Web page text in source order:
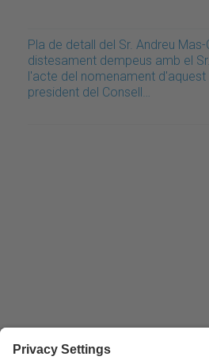
Pla de detall del Sr. Andreu
distesament dempeus amb el
l'acte del nomenament
president del Consell…